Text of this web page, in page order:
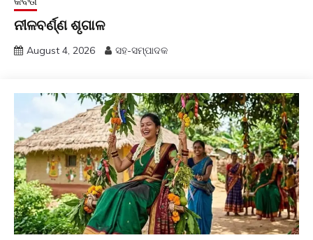
ନୀଳବର୍ଣ୍ଣ ଶୃଗାଳ
August 4, 2026 ସହ-ସମ୍ପାଦକ